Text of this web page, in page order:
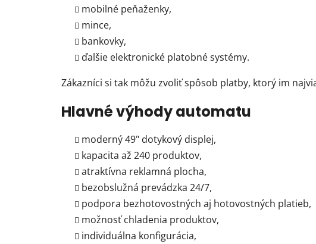
mobilné peňaženky,
mince,
bankovky,
ďalšie elektronické platobné systémy.
Zákazníci si tak môžu zvoliť spôsob platby, ktorý im
Hlavné výhody automatu
moderný 49" dotykový displej,
kapacita až 240 produktov,
atraktívna reklamná plocha,
bezobslužná prevádzka 24/7,
podpora bezhotovostných aj hotovostných platieb,
možnosť chladenia produktov,
individuálna konfigurácia,